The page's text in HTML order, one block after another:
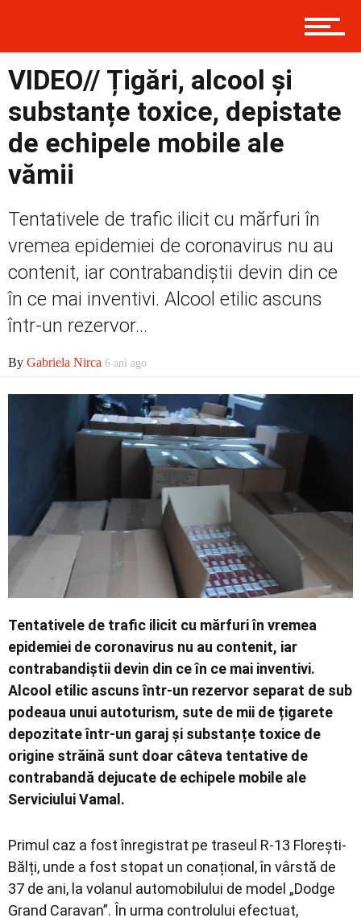
Contact
VIDEO// Țigări, alcool și
substanțe toxice, depistate
de echipele mobile ale
vămii
Tentativele de trafic ilicit cu mărfuri în
vremea epidemiei de coronavirus nu au
contenit, iar contrabandiștii devin din ce
în ce mai inventivi. Alcool etilic ascuns
într-un rezervor...
By Gabriela Nirca 6 ani ago
Tentativele de trafic ilicit cu mărfuri în vremea
epidemiei de coronavirus nu au contenit, iar
contrabandiștii devin din ce în ce mai inventivi.
Alcool etilic ascuns într-un rezervor separat de sub
podeaua unui autoturism, sute de mii de țigarete
depozitate într-un garaj și substanțe toxice de
origine străină sunt doar câteva tentative de
contrabandă dejucate de echipele mobile ale
Serviciului Vamal.
Primul caz a fost înregistrat pe traseul R-13 Florești-
Bălți, unde a fost stopat un conațional, în vârstă de
37 de ani, la volanul automobilului de model „Dodge
Grand Caravan”. În urma controlului efectuat,